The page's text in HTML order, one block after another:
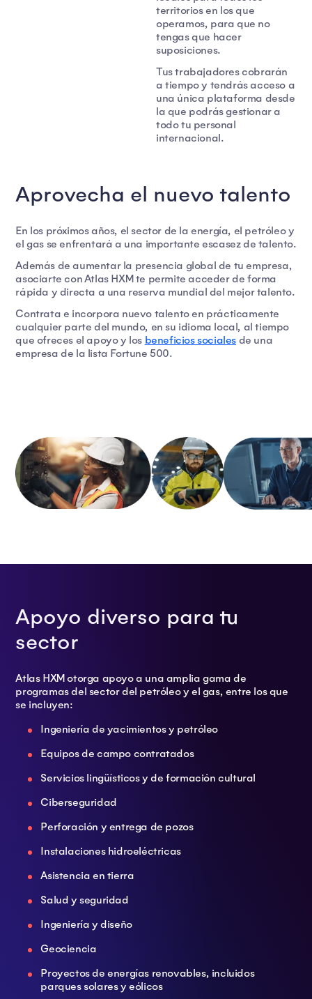
territorios en los que
operamos, para que no
tengas que hacer
suposiciones.
Tus trabajadores cobrarán
a tiempo y tendrás acceso a
una única plataforma desde
la que podrás gestionar a
todo tu personal
internacional.
Aprovecha el nuevo talento
En los próximos años, el sector de la energía, el petróleo y
el gas se enfrentará a una importante escasez de talento.
Además de aumentar la presencia global de tu empresa,
asociarte con Atlas HXM te permite acceder de forma
rápida y directa a una reserva mundial del mejor talento.
Contrata e incorpora nuevo talento en prácticamente
cualquier parte del mundo, en su idioma local, al tiempo
que ofreces el apoyo y los beneficios sociales de una
empresa de la lista Fortune 500.
Apoyo diverso para tu
sector
Atlas HXM otorga apoyo a una amplia gama de
programas del sector del petróleo y el gas, entre los que
se incluyen:
Ingeniería de yacimientos y petróleo
Equipos de campo contratados
Servicios lingüísticos y de formación cultural
Ciberseguridad
Perforación y entrega de pozos
Instalaciones hidroeléctricas
Asistencia en tierra
Salud y seguridad
Ingeniería y diseño
Geociencia
Proyectos de energías renovables, incluidos
parques solares y eólicos